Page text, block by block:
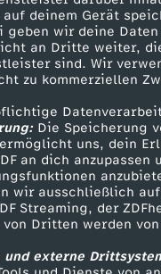
deinem Gerät
geben wir deine Daten
an Dritte weiter,
sind. Wir
zu kommerziellen
Die Speicherung
uns, dein
an dich anzupassen
wir ausschließlich
Streaming, der
von Dritten werden
und externe
d
e
P
h
i
l
u
t
s
c
h
s
r
t
m
i
t
J
Q
u
e
r
l
i
R
M
ZDFmitreden
Kontakt zum
Tickets
Hilfe